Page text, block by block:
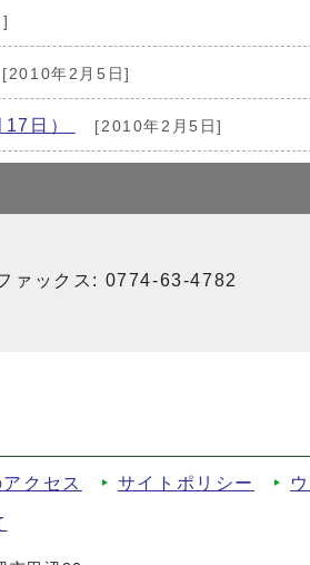
[2010年2月5日]
17日） [2010年2月5日]
ァックス: 0774-63-4782
クセス サイトポリシー